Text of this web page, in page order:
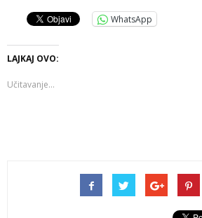
WhatsApp
LAJKAJ OVO:
Učitavanje...